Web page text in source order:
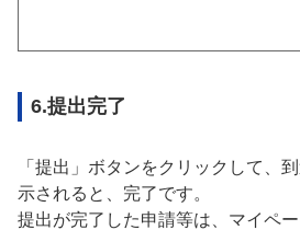
6.提出完了
「提出」ボタンをクリックして、
示されると、完了です。
提出が完了した申請等は、マイペ